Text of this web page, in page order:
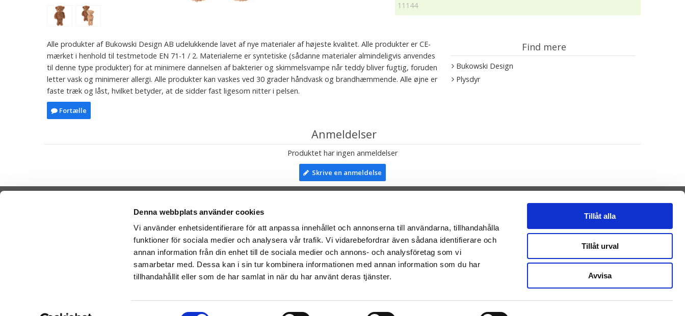
Denna webbplats använder cookies
Vi använder enhetsidentifierare för att anpassa innehållet och annonserna till användarna, tillhandahålla
funktioner för sociala medier och analysera vår trafik. Vi vidarebefordrar även sådana identifierare och
annan information från din enhet till de sociala medier och annons- och analysföretag som vi
samarbetar med. Dessa kan i sin tur kombinera informationen med annan information som du har
tillhandahållit eller som de har samlat in när du har använt deras tjänster.
Samtyckesval
Tillåt alla
Tillåt urval
Avvisa
11144
Alle produkter af Bukowski Design AB udelukkende lavet af nye materialer af højeste kvalitet. Alle produkter er CE-
mærket i henhold til testmetode EN 71-1 / 2. Materialerne er syntetiske (sådanne materialer almindeligvis anvendes
til denne type produkter) for at minimere dannelsen af bakterier og skimmelsvampe når teddy bliver fugtig, foruden
letter vask og minimerer allergi. Alle produkter kan vaskes ved 30 grader håndvask og brandhæmmende. Alle øjne er
faste træk og låst, hvilket betyder, at de sidder fast ligesom nitter i pelsen.
Fortælle
Find mere
Bukowski Design
Plysdyr
Anmeldelser
Produktet har ingen anmeldelser
Skrive en anmeldelse
Sende Bamser til:
-Nalleriet.se
-GetaTeddy.fi
- GetaTeddy.dk
Facebook
Instagram
Presenteriet AB
33330 Smålandsstenar
E-mail: kontakt@getateddy.dk